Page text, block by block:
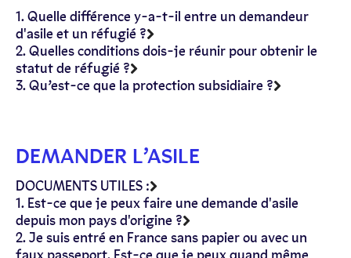
1. Quelle différence y-a-t-il entre un demandeur
d'asile et un réfugié ?
2. Quelles conditions dois-je réunir pour obtenir le
statut de réfugié ?
3. Qu’est-ce que la protection subsidiaire ?
DEMANDER L’ASILE
DOCUMENTS UTILES :
1. Est-ce que je peux faire une demande d'asile
depuis mon pays d'origine ?
2. Je suis entré en France sans papier ou avec un